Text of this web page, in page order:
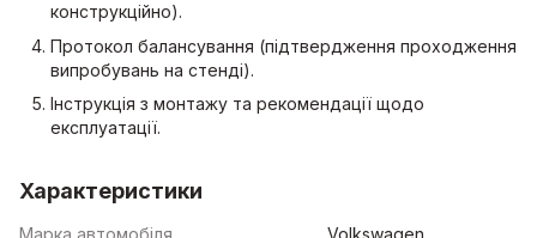
конструкційно).
Протокол балансування (підтвердження проходження
випробувань на стенді).
Інструкція з монтажу та рекомендації щодо
експлуатації.
Характеристики